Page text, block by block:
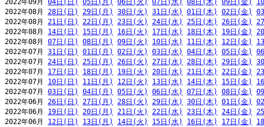
2022年09月 04日(日) 05日(月) 06日(火) 07日(水) 08日(木) 09日(金)
2022年08月 28日(日) 29日(月) 30日(火) 31日(水) 01日(木) 02日(金)
2022年08月 21日(日) 22日(月) 23日(火) 24日(水) 25日(木) 26日(金)
2022年08月 14日(日) 15日(月) 16日(火) 17日(水) 18日(木) 19日(金)
2022年08月 07日(日) 08日(月) 09日(火) 10日(水) 11日(木) 12日(金)
2022年07月 31日(日) 01日(月) 02日(火) 03日(水) 04日(木) 05日(金)
2022年07月 24日(日) 25日(月) 26日(火) 27日(水) 28日(木) 29日(金)
2022年07月 17日(日) 18日(月) 19日(火) 20日(水) 21日(木) 22日(金)
2022年07月 10日(日) 11日(月) 12日(火) 13日(水) 14日(木) 15日(金)
2022年07月 03日(日) 04日(月) 05日(火) 06日(水) 07日(木) 08日(金)
2022年06月 26日(日) 27日(月) 28日(火) 29日(水) 30日(木) 01日(金)
2022年06月 19日(日) 20日(月) 21日(火) 22日(水) 23日(木) 24日(金)
2022年06月 12日(日) 13日(月) 14日(火) 15日(水) 16日(木) 17日(金)